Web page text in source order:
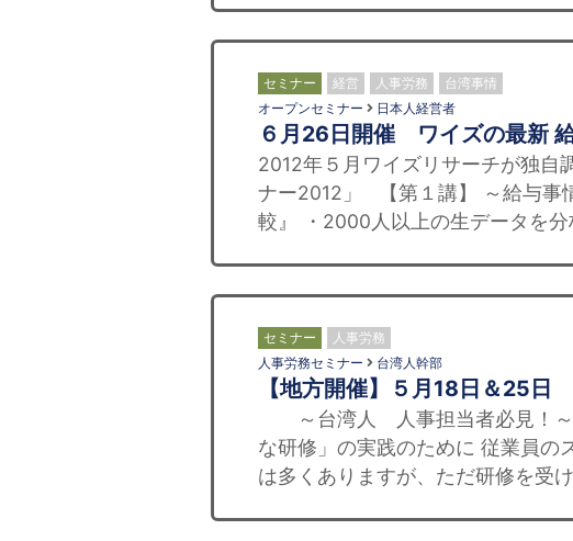
セミナー 経営 人事労務 台湾事情
オープンセミナー 日本人経営者
６月26日開催 ワイズの最新
2012年５月ワイズリサーチが独自
ナー2012」 【第１講】 ～給与事
較』 ・2000人以上の生データを
セミナー 人事労務
人事労務セミナー 台湾人幹部
【地方開催】５月18日＆25日
～台湾人 人事担当者必見！～
な研修」の実践のために 従業員の
は多くありますが、ただ研修を受